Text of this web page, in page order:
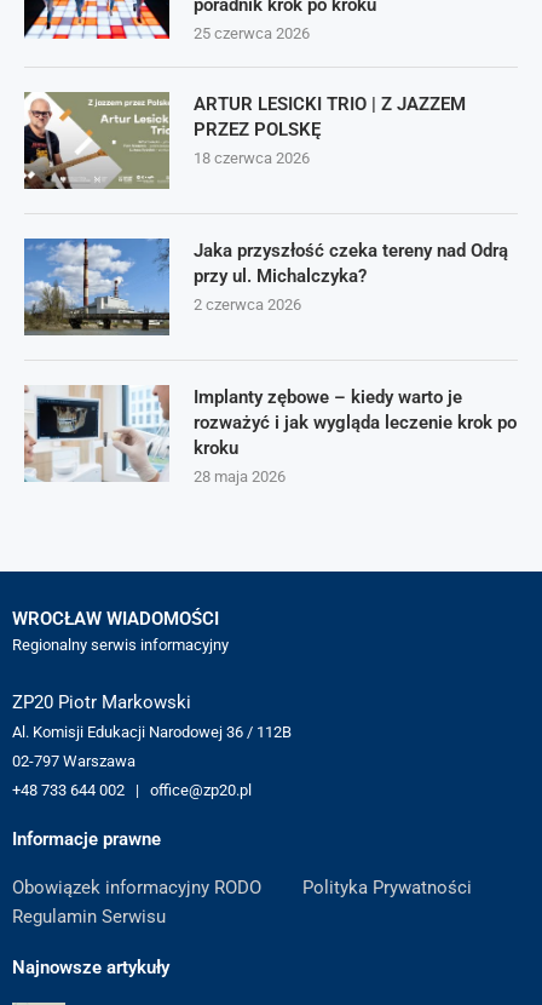
poradnik krok po kroku
25 czerwca 2026
ARTUR LESICKI TRIO | Z JAZZEM
PRZEZ POLSKĘ
18 czerwca 2026
Jaka przyszłość czeka tereny nad Odrą
przy ul. Michalczyka?
2 czerwca 2026
Implanty zębowe – kiedy warto je
rozważyć i jak wygląda leczenie krok po
kroku
28 maja 2026
WROCŁAW WIADOMOŚCI
Regionalny serwis informacyjny
ZP20 Piotr Markowski
Al. Komisji Edukacji Narodowej 36 / 112B
02-797 Warszawa
+48 733 644 002 | office@zp20.pl
Informacje prawne
Obowiązek informacyjny RODO
Polityka Prywatności
Regulamin Serwisu
Najnowsze artykuły